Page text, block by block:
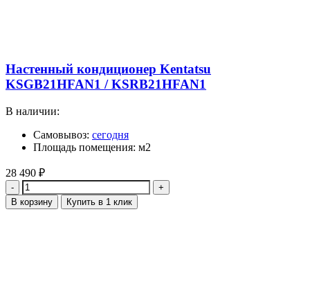
Настенный кондиционер Kentatsu
KSGB21HFAN1 / KSRB21HFAN1
В наличии:
Самовывоз: сегодня
Площадь помещения: м2
28 490 ₽
Количество
В корзину Купить в 1 клик